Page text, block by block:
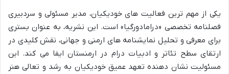
یکی از مهم ترین فعالیت های خودیکیان، مدیر مسئولی و سردبیری
فصلنامه تخصصی «درامادورگیا» است. این نشریه، به عنوان بستری
برای معرفی و تحلیل نمایشنامه های ارمنی و جهانی، نقش کلیدی در
ارتقای سطح تئاتر و ادبیات درام در ارمنستان ایفا می کند. این
مسئولیت نشان دهنده تعهد عمیق خودیکیان به رشد و تعالی هنر